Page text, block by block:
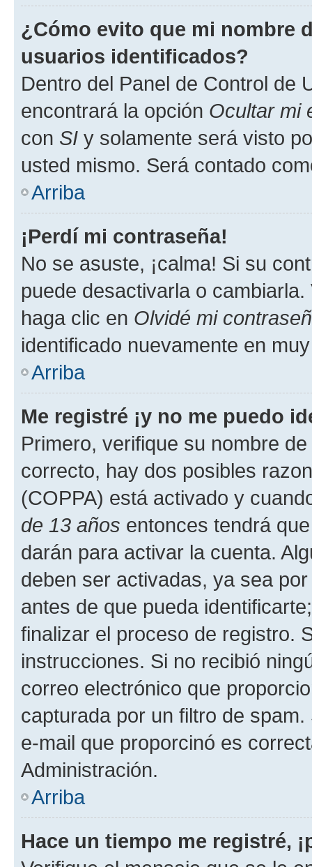
¿Cómo evito que mi nombre
usuarios identificados?
Dentro del Panel de Control de
encontrará la opción Ocultar mi
con SI y solamente será visto
usted mismo. Será contado
Arriba
¡Perdí mi contraseña!
No se asuste, ¡calma! Si su
puede desactivarla o
haga clic en Olvidé mi
identificado nuevamente en
Arriba
Me registré ¡y no me puedo
Primero, verifique su nombre
correcto, hay dos posibles
(COPPA) está activado y
de 13 años entonces tendrá
darán para activar la cuenta.
deben ser activadas, ya sea
antes de que pueda
finalizar el proceso de registro.
instrucciones. Si no recibió
correo electrónico que
capturada por un filtro de
e-mail que proporcinó es
Administración.
Arriba
Hace un tiempo me registré,